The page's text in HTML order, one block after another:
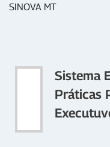
SINOVA MT
Sistema
Práticas